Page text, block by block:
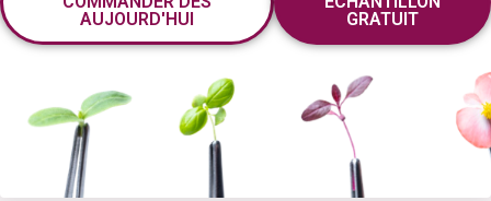
AUJOURD'HUI
GRATUIT